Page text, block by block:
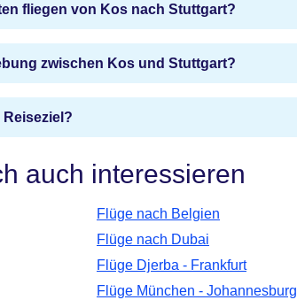
fliegen von Kos nach Stuttgart?
zwischen Kos und Stuttgart?
auch interessieren
Flüge nach Belgien
Flüge nach Dubai
Flüge Djerba - Frankfurt
Flüge München - Johannesburg